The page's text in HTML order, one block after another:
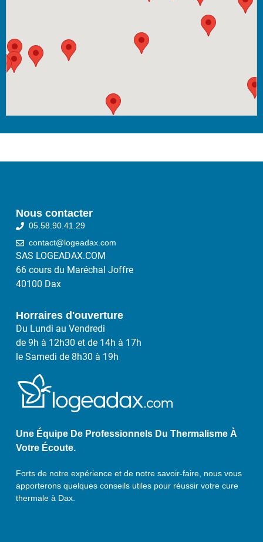
Une Équipe De Professionnels Du Thermalisme À
Votre Écoute.
Forts de notre expérience et de notre savoir-faire, nous vous
apporterons quelques conseils utiles pour réussir votre cure
thermale à Dax.
Nous contacter
05.58.90.41.29
contact@logeadax.com
SAS LOGEADAX.COM
66 cours du Maréchal Joffre
40100 Dax
Horraires d'ouverture
Du Lundi au Vendredi
de 9h à 12h30 et de 14h à 17h
le Samedi de 8h30 à 19h